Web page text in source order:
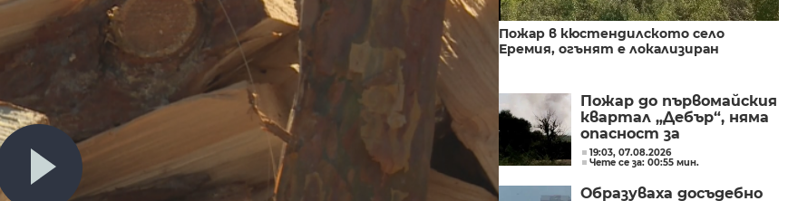
Пожар в кюстендилското село
Еремия, огънят е локализиран
Пожар до първомайския
квартал „Дебър“, няма
опасност за
населението
19:03, 07.08.2026
Чете се за: 00:55 мин.
Образуваха досъдебно